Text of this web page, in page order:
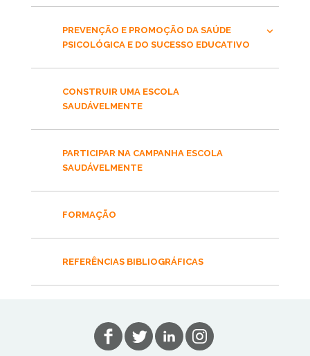
PREVENÇÃO E PROMOÇÃO DA SAÚDE
PSICOLÓGICA E DO SUCESSO EDUCATIVO
CONSTRUIR UMA ESCOLA
SAUDÁVELMENTE
PARTICIPAR NA CAMPANHA ESCOLA
SAUDÁVELMENTE
FORMAÇÃO
REFERÊNCIAS BIBLIOGRÁFICAS